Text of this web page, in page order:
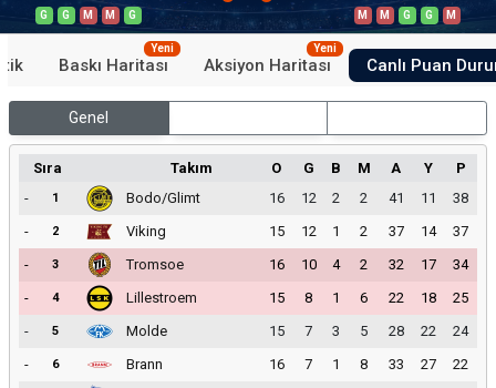
G G M M G M M G G M
Baskı Haritası
Yeni
Aksiyon Haritası
Yeni
Canlı Puan
Genel
Sıra Takım O G B M A Y
P
-
1 Bodo/Glimt 16 12 2 2 41 11
38
-
2 Viking 15 12 1 2 37 14
37
-
3 Tromsoe 16 10 4 2 32 17
34
-
4 Lillestroem 15 8 1 6 22 18
25
-
5 Molde 15 7 3 5 28 22
24
-
6 Brann 16 7 1 8 33 27
22